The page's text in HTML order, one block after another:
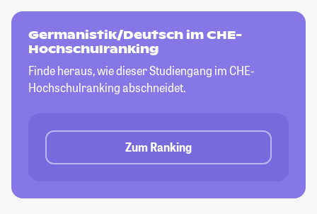
Germanistik/Deutsch im CHE-
Hochschulranking
Finde heraus, wie dieser Studiengang im CHE-
Hochschulranking abschneidet.
Zum Ranking